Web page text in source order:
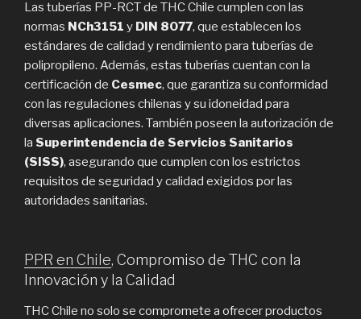
Las tuberías PP-RCT de THC Chile cumplen con las
normas NCh3151 y DIN 8077, que establecen los
estándares de calidad y rendimiento para tuberías de
polipropileno. Además, estas tuberías cuentan con la
certificación de Cesmec, que garantiza su conformidad
con las regulaciones chilenas y su idoneidad para
diversas aplicaciones. También poseen la autorización de
la Superintendencia de Servicios Sanitarios
(SISS), asegurando que cumplen con los estrictos
requisitos de seguridad y calidad exigidos por las
autoridades sanitarias.
PPR en Chile, Compromiso de THC con la
Innovación y la Calidad
THC Chile no solo se compromete a ofrecer productos